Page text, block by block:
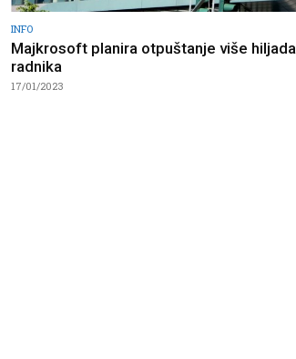
INFO
Majkrosoft planira otpuštanje više hiljada
radnika
17/01/2023